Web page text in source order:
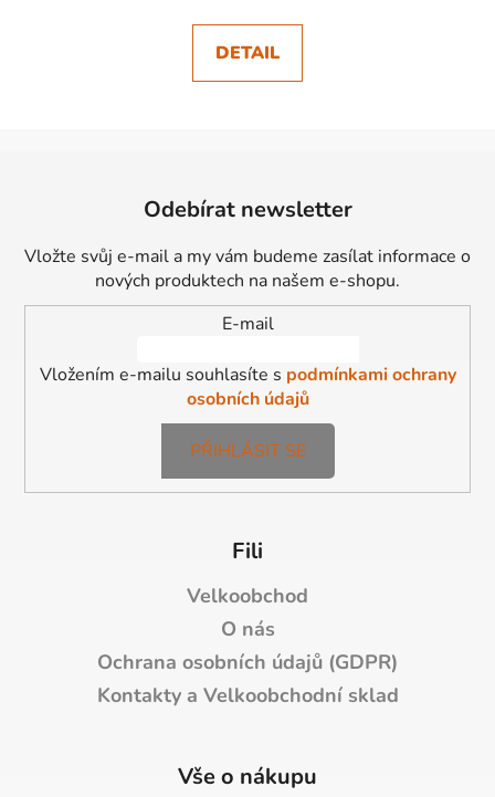
DETAIL
Odebírat newsletter
Vložte svůj e-mail a my vám budeme zasílat informace o
nových produktech na našem e-shopu.
E-mail
Vložením e-mailu souhlasíte s podmínkami ochrany
osobních údajů
PŘIHLÁSIT SE
Fili
Velkoobchod
O nás
Ochrana osobních údajů (GDPR)
Kontakty a Velkoobchodní sklad
Vše o nákupu